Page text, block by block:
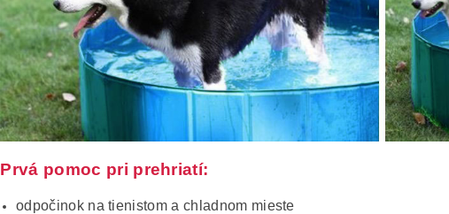
Prvá pomoc pri prehriatí:
odpočinok na tienistom a chladnom mieste